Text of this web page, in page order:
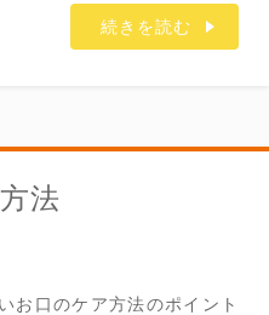
続きを読む
法
お口のケア方法のポイント